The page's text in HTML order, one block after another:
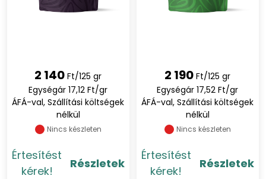
2 140 Ft/125 gr
Egységár 17,12 Ft/gr
ÁFÁ-val, Szállítási költségek
nélkül
Nincs készleten
Értesítést
kérek!
Részletek
2 190 Ft/125 gr
Egységár 17,52 Ft/gr
ÁFÁ-val, Szállítási költségek
nélkül
Nincs készleten
Értesítést
kérek!
Részletek